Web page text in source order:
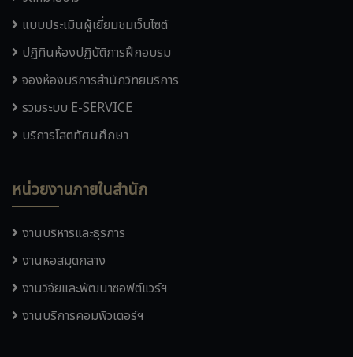
แบบประเมินผู้เยี่ยมชมเว็บไซต์
ปฏิทินห้องปฏิบัติการฝึกอบรม
จองห้องบริการสำนักวิทยบริการ
รวมระบบ E-SERVICE
บริการโสตทัศนศึกษา
หน่วยงานภายในสำนัก
งานบริหารและธุรการ
งานหอสมุดกลาง
งานวิจัยและพัฒนาซอฟต์แวร์ฯ
งานบริการคอมพิวเตอร์ฯ